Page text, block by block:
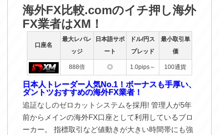
海外FX比較.comのイチ押し海外
FX業者はXM！
口座名
最大レバレ
ッジ
日本語サポ
ート
ドル/円ス
プレッド
最小取引単
価
888倍 ◎ 1.0pips～ 100通貨
日本人トレーダー人気No.1！ボーナスも手厚い、
ダントツおすすめの海外FX業者！
追証なしのゼロカットシステムを採用! 管理人が5年
前からメインの海外FX口座として利用しているブロ
ーカー。 指標取引など値動きが大きい時間帯にも強